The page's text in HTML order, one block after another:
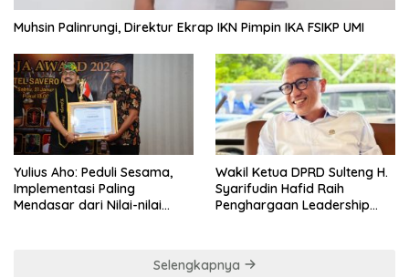
Muhsin Palinrungi, Direktur Ekrap IKN Pimpin IKA FSIKP UMI
Yulius Aho: Peduli Sesama,
Implementasi Paling
Mendasar dari Nilai-nilai
Wakil Ketua DPRD Sulteng H.
Syarifudin Hafid Raih
Penghargaan Leadership
Selengkapnya